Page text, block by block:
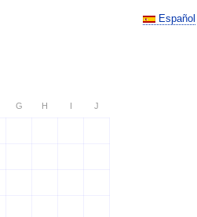
Español
G H I J